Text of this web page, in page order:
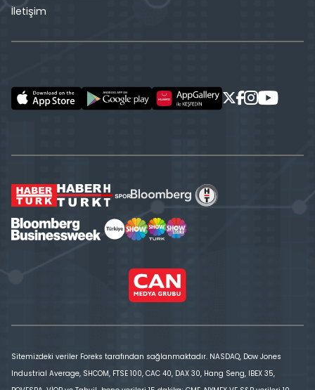
İletişim
Sitemizdeki veriler Foreks tarafından sağlanmaktadır. NASDAQ, Dow Jones
Industrial Average, SHCOM, FTSE 100, CAC 40, DAX 30, Hang Seng, IBEX 35,